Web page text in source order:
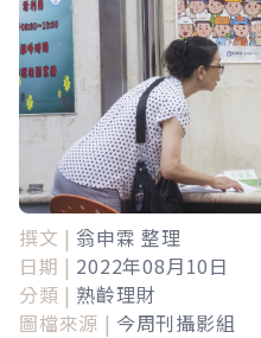
撰文 | 翁申霖 整理
日期 | 2022年08月10日
分類 | 熟齡理財
圖檔來源 | 今周刊攝影組